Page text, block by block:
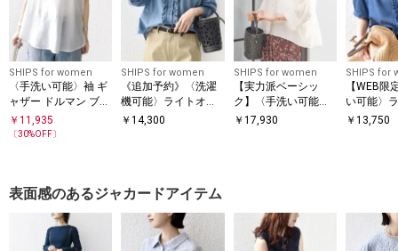
SHIPS for women
〈手洗い可能〉袖 ギ
ャザー ドルマン ブラ
ウス
￥ 11,935
〔30%OFF〕
SHIPS for women
《追加予約》〈洗濯
機可能〉ライトオン
ス フリル デニム シ
￥14,300
SHIPS for women
【実力派ベーシッ
ク】〈手洗い可能〉
シルク混 シアー 羽織
￥ 17,930
SHIPS for
【WEB限
い可能〉
ス フリル
￥13,750
表面感のあるジャカードアイテム